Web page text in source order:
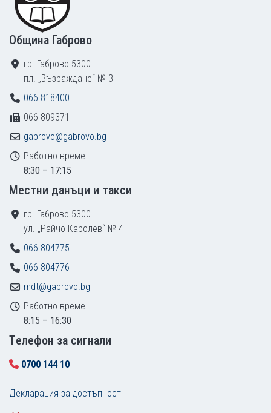
Община Габрово
гр. Габрово 5300
пл. „Възраждане“ № 3
066 818400
066 809371
gabrovo@gabrovo.bg
Работно време
8:30 – 17:15
Местни данъци и такси
гр. Габрово 5300
ул. „Райчо Каролев“ № 4
066 804775
066 804776
mdt@gabrovo.bg
Работно време
8:15 – 16:30
Tелефон за сигнали
0700 144 10
Декларация за достъпност